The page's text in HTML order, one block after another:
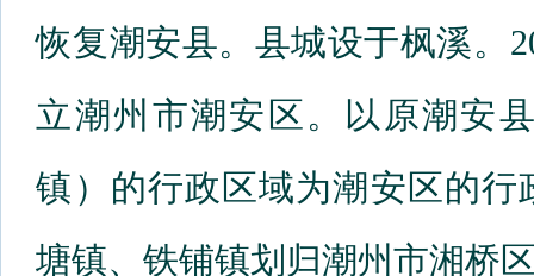
恢复潮安县。县城设于枫溪。
立潮州市潮安区。以原潮安
镇）的行政区域为潮安区的
塘镇、铁铺镇划归潮州市湘桥